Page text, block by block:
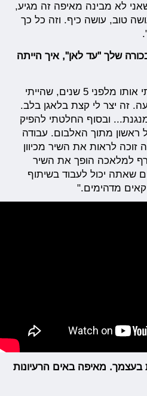
לא מבינה מאיפה זה מגיע,
טוב, עושה כיף. וזה כל כך
שלך "עד לאן", איך הייתה
"הייתה עבודה ארוכה, כתבתי אותו מלפני 5 שנים, שהייתי
זה יצר לי קצת בלאגן בלב.
ובסוף החלטתי להפיק
ראשון מתוך האלבום. עבודה
לראות את השיר מכיוון
למלאכה הופך את השיר
שאתה יכול לעבוד בשיתוף
מדהימים."
מאיפה באים הרעיונות